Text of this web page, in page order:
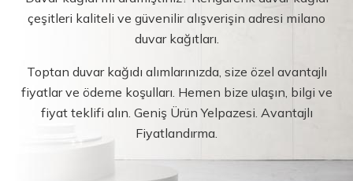
çeşitleri kaliteli ve güvenilir alışverişin adresi milano
duvar kağıtları.
Toptan duvar kağıdı alımlarınızda, size özel avantajlı
fiyatlar ve ödeme koşulları. Hemen bize ulaşın, bilgi ve
fiyat teklifi alın. Geniş Ürün Yelpazesi. Avantajlı
Fiyatlandırma.